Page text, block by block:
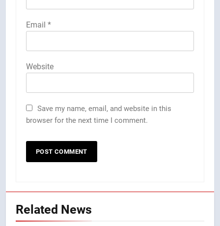
Email *
Website
Save my name, email, and website in this
browser for the next time I comment.
Related News